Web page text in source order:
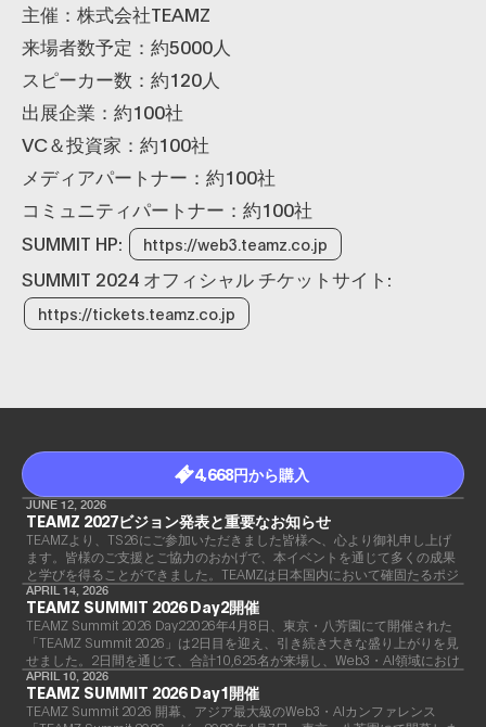
主催：株式会社TEAMZ
来場者数予定：約5000人
スピーカー数：約120人
出展企業：約100社
VC＆投資家：約100社
メディアパートナー：約100社
コミュニティパートナー：約100社
SUMMIT HP:
https://web3.teamz.co.jp
SUMMIT 2024 オフィシャル チケットサイト:
https://tickets.teamz.co.jp
4,668円から購入
JUNE 12, 2026
TEAMZ 2027ビジョン発表と重要なお知らせ
TEAMZより、TS26にご参加いただきました皆様へ、心より御礼申し上げ
ます。皆様のご支援とご協力のおかげで、本イベントを通じて多くの成果
と学びを得ることができました。TEAMZは日本国内において確固たるポジ
ションを築き、業界において欠かせないイベントへと成長したことをご報
告いたします。
APRIL 14, 2026
TEAMZ SUMMIT 2026 Day2開催
TEAMZ Summit 2026 Day22026年4月8日、東京・八芳園にて開催された
「TEAMZ Summit 2026」は2日目を迎え、引き続き大きな盛り上がりを見
せました。2日間を通じて、合計10,625名が来場し、Web3・AI領域におけ
るアジア最大級のカンファレンスとして、その存在感を強く示す結果とな
りました。
APRIL 10, 2026
TEAMZ SUMMIT 2026 Day1開催
TEAMZ Summit 2026 開幕、アジア最大級のWeb3・AIカンファレンス